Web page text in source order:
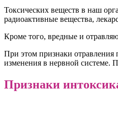
Токсических веществ в наш
радиоактивные вещества,
Кроме того, вредные и
При этом признаки отравления
изменения в нервной системе.
Признаки